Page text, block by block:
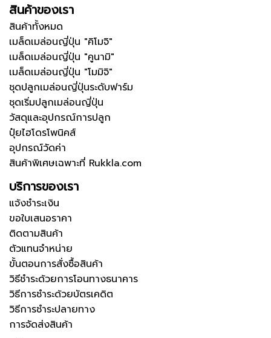
สินค้าของเรา
สินค้าทั้งหมด
เมล็ดเมล่อนญี่ปุ่น "คิโมจิ"
เมล็ดเมล่อนญี่ปุ่น "คูนามิ"
เมล็ดเมล่อนญี่ปุ่น "โมมิจิ"
ชุดปลูกเมล่อนญี่ปุ่นระดับฟาร์ม
ชุดเริ่มปลูกเมล่อนญี่ปุ่น
วัสดุและอุปกรณ์การปลูก
ปุ๋ยไฮโดรโพนิคส์
อุปกรณ์วัดค่า
สินค้าพิเศษเฉพาะที่ Rukkla.com
บริการของเรา
แจ้งชำระเงิน
ขอใบเสนอราคา
ติดตามสินค้า
ตัวแทนจำหน่าย
ขั้นตอนการสั่งซื้อสินค้า
วิธีชำระด้วยการโอนทางธนาคาร
วิธีการชำระด้วยบัตรเคดิต
วิธีการชำระปลายทาง
การจัดส่งสินค้า